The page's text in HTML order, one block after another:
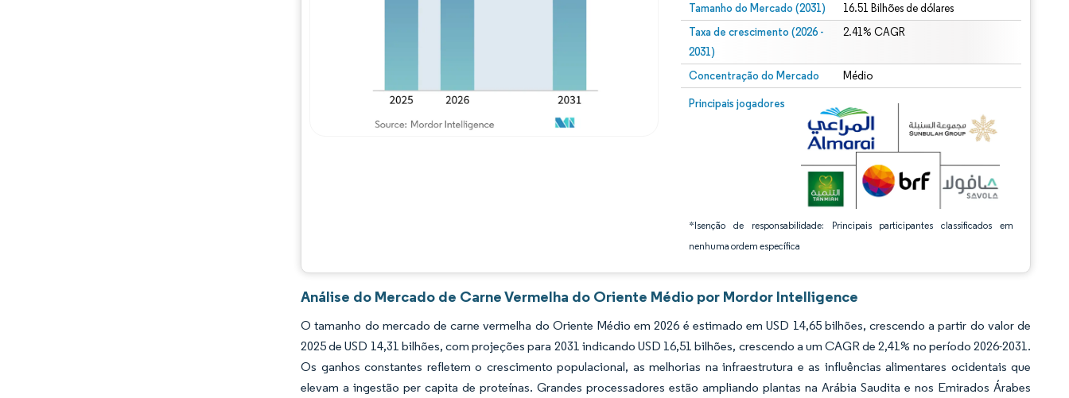
Tamanho do Mercado (2031) 16.51 Bilhões de dólares
Taxa de crescimento (2026 -
2031)
2.41% CAGR
Concentração do Mercado Médio
Principais jogadores
*Isenção de responsabilidade: Principais participantes classificados em
nenhuma ordem específica
Imagem © Mordor Intelligence. O reuso requer atribuição conforme CC BY 4.0.
Análise do Mercado de Carne Vermelha do Oriente Médio por Mordor Intelligence
O tamanho do mercado de carne vermelha do Oriente Médio em 2026 é estimado em USD 14,65 bilhões, crescendo a partir do valor de
2025 de USD 14,31 bilhões, com projeções para 2031 indicando USD 16,51 bilhões, crescendo a um CAGR de 2,41% no período 2026-2031.
Os ganhos constantes refletem o crescimento populacional, as melhorias na infraestrutura e as influências alimentares ocidentais que
elevam a ingestão per capita de proteínas. Grandes processadores estão ampliando plantas na Arábia Saudita e nos Emirados Árabes